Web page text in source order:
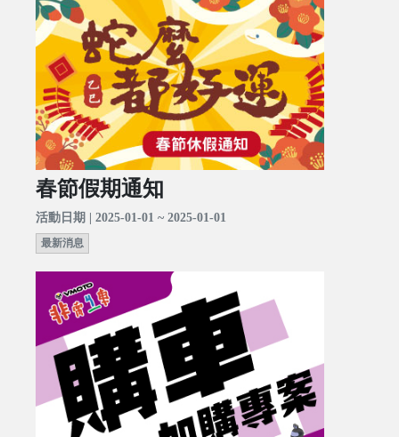
春節假期通知
活動日期 | 2025-01-01 ~ 2025-01-01
最新消息